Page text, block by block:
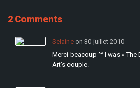
2 Comments
Selaine on 30 juillet 2010
Merci beacoup ^^ I was «
Art’s couple.